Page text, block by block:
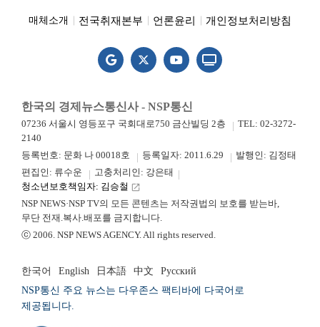
매체소개 전국취재본부 언론윤리 개인정보처리방침
한국의 경제뉴스통신사 - NSP통신
07236 서울시 영등포구 국회대로750 금산빌딩 2층
TEL: 02-3272-
2140
등록번호: 문화 나 00018호
등록일자: 2011.6.29
발행인: 김정태
편집인: 류수운
고충처리인: 강은태
청소년보호책임자: 김승철 launch
NSP NEWS·NSP TV의 모든 콘텐츠는 저작권법의 보호를 받는바,
무단 전재.복사.배포를 금지합니다.
ⓒ 2006. NSP NEWS AGENCY. All rights reserved.
한국어 English 日本語 中文
Русский
NSP통신 주요 뉴스는 다우존스 팩티바에 다국어로
제공됩니다.